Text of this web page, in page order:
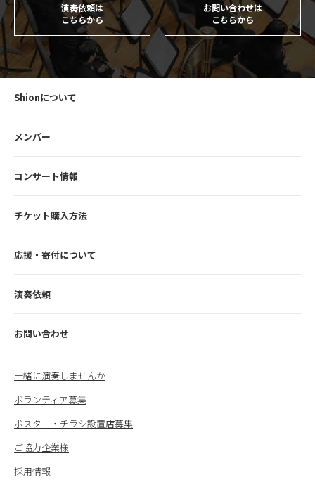
演奏依頼は
こちらから
お問い合わせは
こちらから
Shionについて
メンバー
コンサート情報
チケット購入方法
応援・寄付について
演奏依頼
お問い合わせ
一緒に演奏しませんか
ボランティア募集
ポスター・チラシ設置店募集
ご協力企業様
採用情報